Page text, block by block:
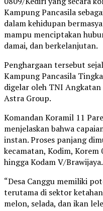
Kampung Pancasila
dalam kehidupan
mampu menciptakan
damai, dan berkelanjutan.
Penghargaan tersebut
Kampung Pancasila
digelar oleh TNI Angkatan
Astra Group.
Komandan Koramil 11
menjelaskan bahwa
instan. Proses panjang
kecamatan, Kodim, Korem
hingga Kodam V/Brawijaya.
“Desa Canggu memiliki
terutama di sektor
melon, selada, dan ikan